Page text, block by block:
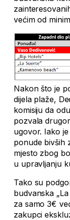
većim od
Nakon što je
dijela plaže,
komisiju da
pozvala
ugovor. Iako
ponude bivših
mjesto zbog
u upravljanju
Tako su
budvanska
za samo 3€
zakupci